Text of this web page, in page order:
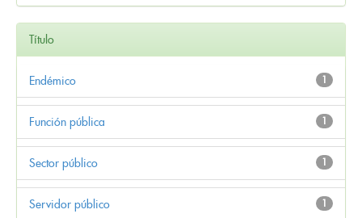
Título
1
Endémico
1
Función pública
1
Sector público
1
Servidor público